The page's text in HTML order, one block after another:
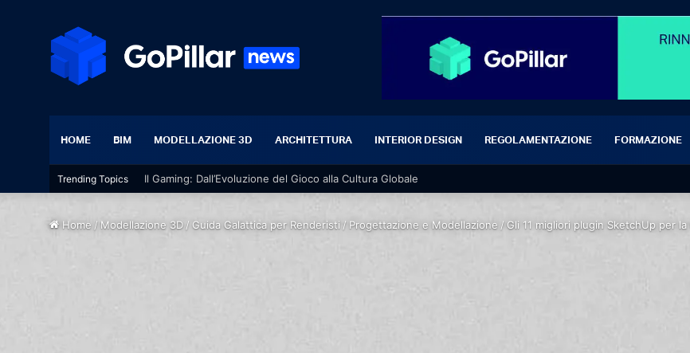
HOME BIM MODELLAZIONE 3D ARCHITETTURA INTERIOR DESIGN REGOLAMENTAZIONE FORMAZIONE
Trending Topics Il Gaming: Dall’Evoluzione del Gioco alla Cultura Globale
Home /Modellazione 3D / Guida Galattica per Renderisti /Progettazione e Modellazione /Gli 11 migliori plugin SketchUp per